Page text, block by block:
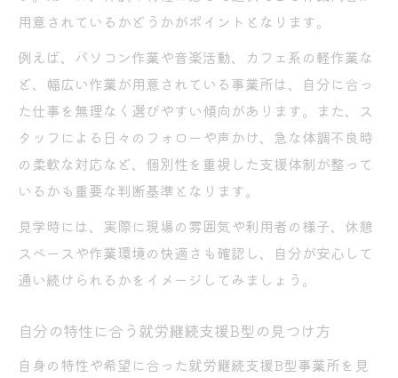
用意されているかどうかがポイントとなります。
例えば、パソコン作業や音楽活動、カフェ系の軽作業な
ど、幅広い作業が用意されている事業所は、自分に合っ
た仕事を無理なく選びやすい傾向があります。また、ス
タッフによる日々のフォローや声かけ、急な体調不良時
の柔軟な対応など、個別性を重視した支援体制が整って
いるかも重要な判断基準となります。
見学時には、実際に現場の雰囲気や利用者の様子、休憩
スペースや作業環境の快適さも確認し、自分が安心して
通い続けられるかをイメージしてみましょう。
自分の特性に合う就労継続支援B型の見つけ方
自身の特性や希望に合った就労継続支援B型事業所を見